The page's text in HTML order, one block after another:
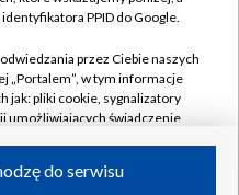
PPID do Google.
przez Ciebie naszych
„Portalem”, w tym informacje
jak: pliki cookie, sygnalizatory
umożliwiających świadczenie
do serwisu